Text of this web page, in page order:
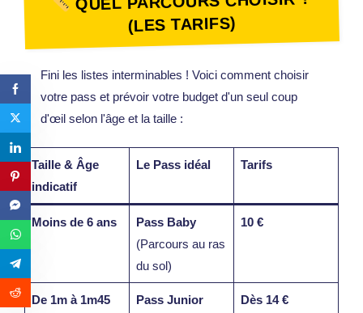
(LES TARIFS)
Fini les listes interminables ! Voici comment choisir
votre pass et prévoir votre budget d'un seul coup
d'œil selon l'âge et la taille :
Taille & Âge
indicatif
Le Pass idéal Tarifs
Moins de 6 ans
Pass Baby
(Parcours au ras
du sol)
10 €
De 1m à 1m45
Pass Junior
Dès 14 €